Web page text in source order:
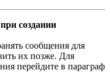
создании
сообщения для
их позже. Для
перейдите в параграф